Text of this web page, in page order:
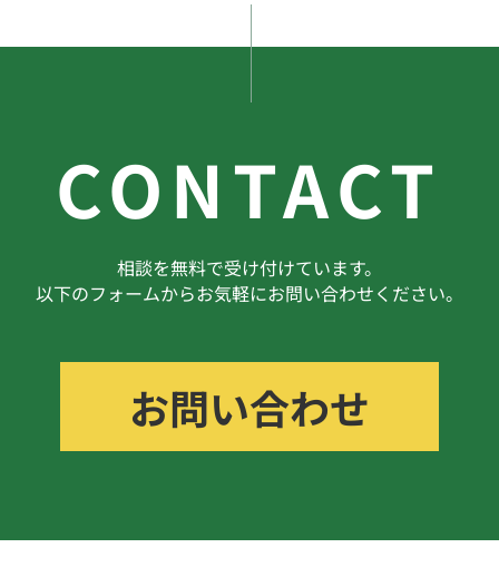
CONTACT
相談を無料で受け付けています。
以下のフォームからお気軽にお問い合わせください。
お問い合わせ